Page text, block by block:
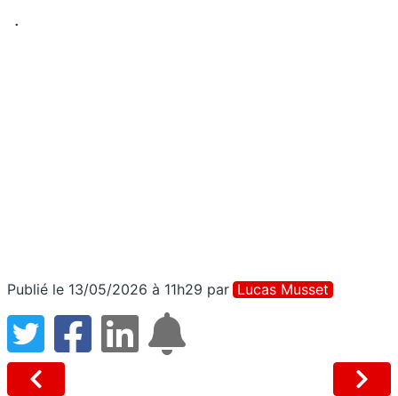
.
Publié le 13/05/2026 à 11h29 par Lucas Musset